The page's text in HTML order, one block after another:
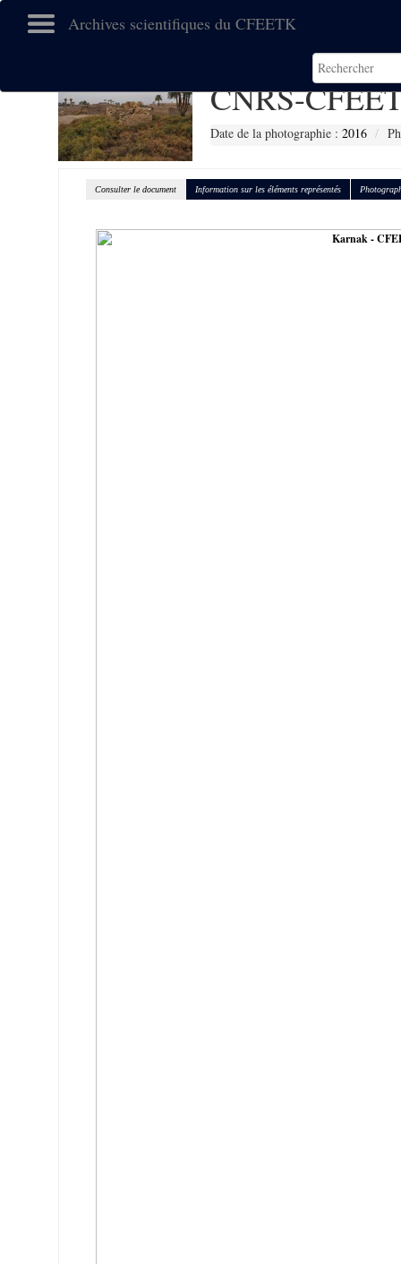
Archives scientifiques du CFEETK
CNRS-
Date de la photographie :2016
Consulter le document Information sur les éléments représentés